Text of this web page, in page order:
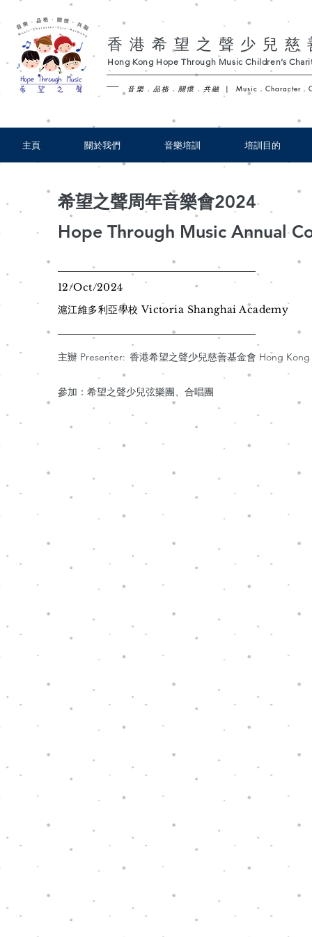
香港希望之聲少兒
Hong Kong Hope Through Music Children’s
音樂．品格．關懷．共融 | Music．Character．
主頁 關於我們 音樂培訓 培訓目的
希望之聲周年音樂會2024
Hope Through Music Annual
12/Oct/2024
滬江維多利亞學校 Victoria Shanghai Academy
主辦 Presenter: 香港希望之聲少兒慈善基金會 Hong
參加：希望之聲少兒弦樂團、合唱團
-